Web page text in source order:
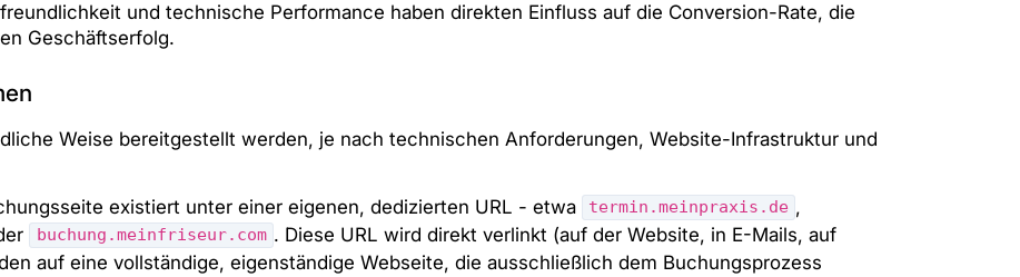
und technische Performance haben direkten Einfluss auf die Conversion-Rate, die
Geschäftserfolg.
Weise bereitgestellt werden, je nach technischen Anforderungen, Website-Infrastruktur und
existiert unter einer eigenen, dedizierten URL - etwa termin.meinpraxis.de ,
buchung.meinfriseur.com . Diese URL wird direkt verlinkt (auf der Website, in E-Mails, auf
auf eine vollständige, eigenständige Webseite, die ausschließlich dem Buchungsprozess